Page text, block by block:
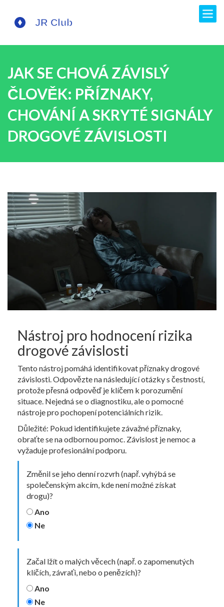
JAK SE CHOVÁ ZÁVISLÝ
ČLOVĚK: PŘÍZNAKY,
CHOVÁNÍ A SKRYTÉ SIGNÁLY
DROGOVÉ ZÁVISLOSTI
Nástroj pro hodnocení rizika
drogové závislosti
Tento nástroj pomáhá identifikovat příznaky drogové
závislosti. Odpovězte na následující otázky s čestností,
protože přesná odpověď je klíčem k porozumění
situace. Nejedná se o diagnostiku, ale o pomocné
nástroje pro pochopení potenciálních rizik.
Důležité: Pokud identifikujete závažné příznaky,
obraťte se na odbornou pomoc. Závislost je nemoc a
vyžaduje profesionální podporu.
Změnil se jeho denní rozvrh (např. vyhýbá se
společenským akcím, kde není možné získat
drogu)?
Ano
Ne
Začal lžít o malých věcech (např. o zapomenutých
klíčích, závraťi, nebo o penězích)?
Ano
Ne